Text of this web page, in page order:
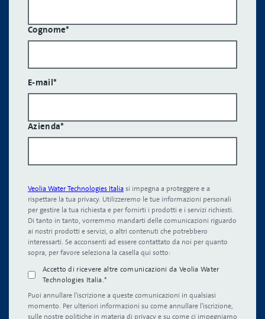
Cognome*
E-mail*
Azienda*
Veolia Water Technologies Italiasi impegna a proteggere e a
rispettare la tua privacy. Utilizzeremo le tue informazioni personali
per gestire la tua richiesta e per fornirti i prodotti e i servizi richiesti.
Di tanto in tanto, vorremmo mandarti delle comunicazioni riguardo
ai nostri prodotti e servizi, o altri contenuti che potrebbero
interessarti. Se acconsenti ad essere contattato da noi per quanto
sopra, per favore seleziona la casella qui sotto:
Accetto di ricevere altre comunicazioni da Veolia Water
Technologies Italia.*
Puoi annullare l'iscrizione a queste comunicazioni in qualsiasi
momento. Per ulteriori informazioni su come annullare l'iscrizione,
sulle nostre politiche in materia di privacy e su come ci impegniamo